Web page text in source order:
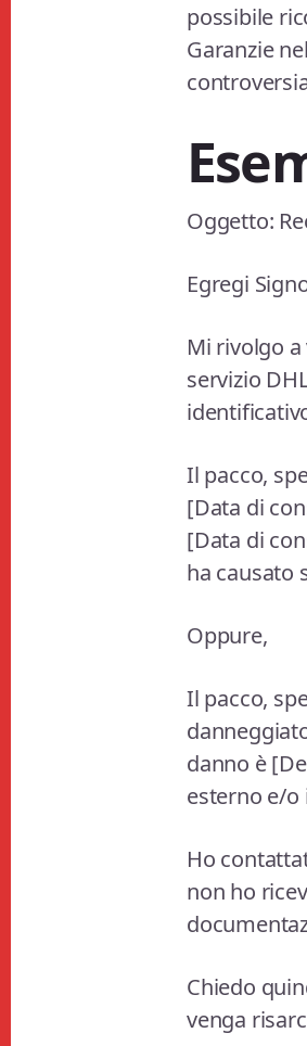
possibile
Garanzie
Oggetto:
Egregi
Mi rivolgo
servizio
Il pacco,
[Data di
[Data di
ha causato
Oppure,
Il pacco,
danno è
esterno e/
Ho
non ho
Chiedo
venga